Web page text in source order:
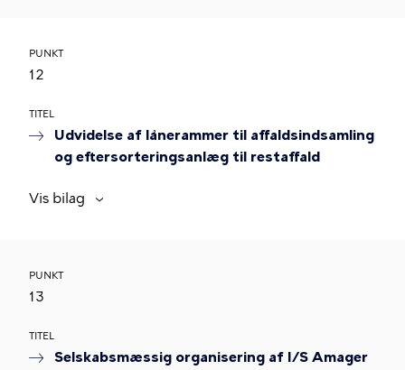
PUNKT
12
TITEL
Udvidelse af lånerammer til affaldsindsamling
og eftersorteringsanlæg til restaffald
Vis bilag
PUNKT
13
TITEL
Selskabsmæssig organisering af I/S Amager